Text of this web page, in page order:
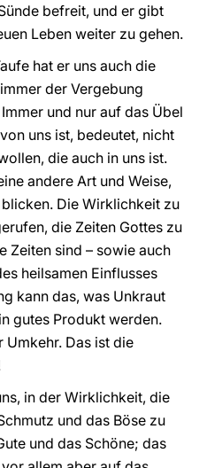
befreit, und er gibt
Leben weiter zu gehen.
hat er uns auch die
der Vergebung
und nur auf das Übel
uns ist, bedeutet, nicht
die auch in uns ist.
andere Art und Weise,
Die Wirklichkeit zu
die Zeiten Gottes zu
Zeiten sind – sowie auch
heilsamen Einflusses
kann das, was Unkraut
gutes Produkt werden.
Das ist die
in der Wirklichkeit, die
und das Böse zu
und das Schöne; das